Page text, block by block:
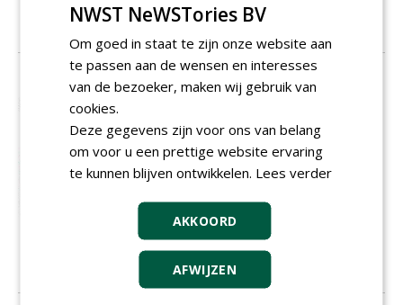
winterziektes.
Help, the robots are coming!
eerder een duik in greenkeeper-nostalgie
dan een vlucht voorwaarts naar de
toekomst van greenkeeping. Misschien
was de editie van 2016 een breuk met
deze traditie. Veel van de nieuwigheden
die uw redacteur bespeurde op de
beursvloer hadden te maken met
robotisering.
01-02-2016
10 sec
NWST NeWSTories BV
Om goed in staat te zijn onze website aan
te passen aan de wensen en interesses
van de bezoeker, maken wij gebruik van
cookies.
Deze gegevens zijn voor ons van belang
om voor u een prettige website ervaring
te kunnen blijven ontwikkelen. Lees verder
AKKOORD
AFWIJZEN